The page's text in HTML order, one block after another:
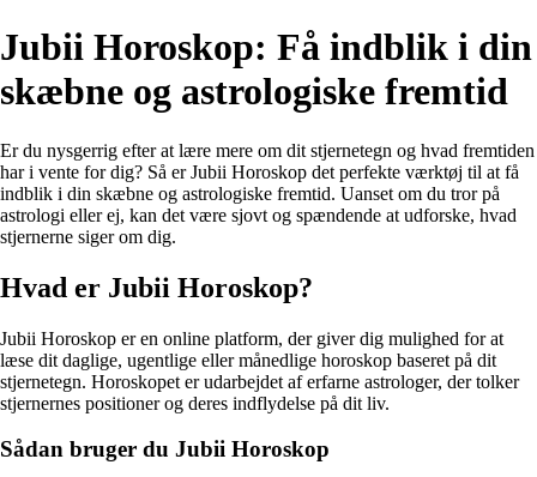
Jubii Horoskop: Få indblik i din
skæbne og astrologiske fremtid
Er du nysgerrig efter at lære mere om dit stjernetegn og hvad fremtiden
har i vente for dig? Så er Jubii Horoskop det perfekte værktøj til at få
indblik i din skæbne og astrologiske fremtid. Uanset om du tror på
astrologi eller ej, kan det være sjovt og spændende at udforske, hvad
stjernerne siger om dig.
Hvad er Jubii Horoskop?
Jubii Horoskop er en online platform, der giver dig mulighed for at
læse dit daglige, ugentlige eller månedlige horoskop baseret på dit
stjernetegn. Horoskopet er udarbejdet af erfarne astrologer, der tolker
stjernernes positioner og deres indflydelse på dit liv.
Sådan bruger du Jubii Horoskop